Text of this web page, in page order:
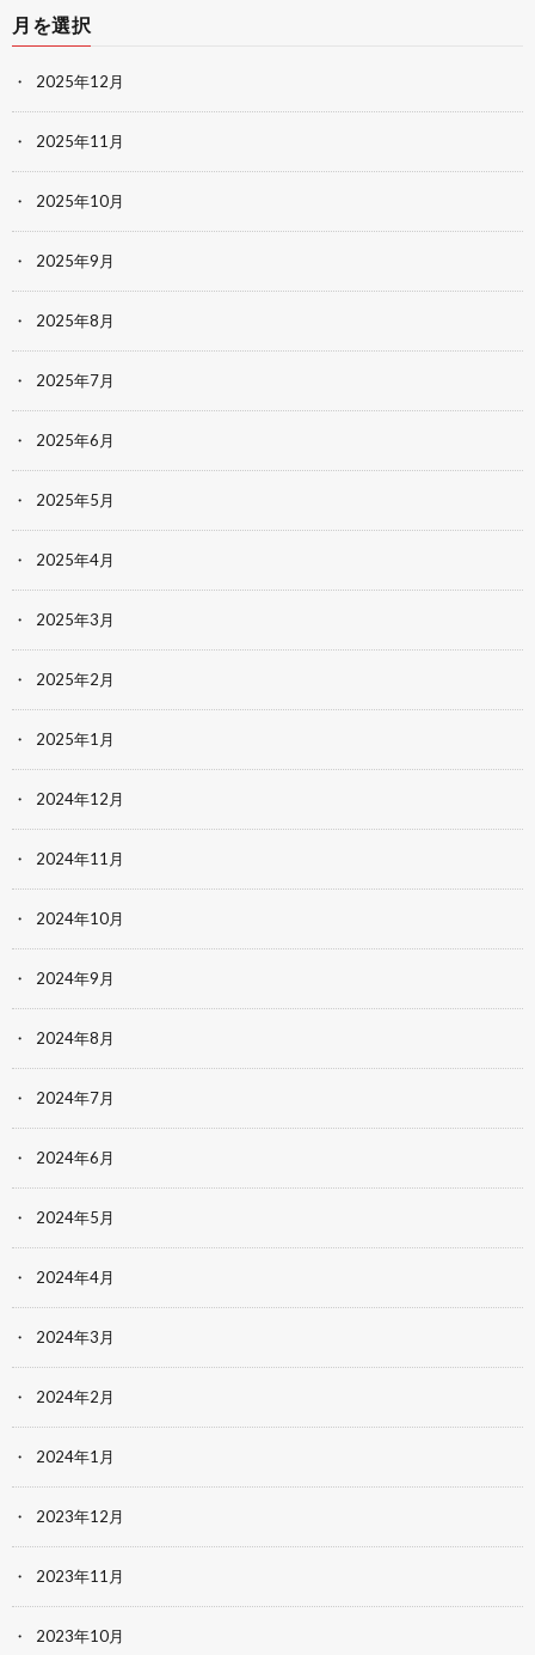
月を選択
2025年12月
2025年11月
2025年10月
2025年9月
2025年8月
2025年7月
2025年6月
2025年5月
2025年4月
2025年3月
2025年2月
2025年1月
2024年12月
2024年11月
2024年10月
2024年9月
2024年8月
2024年7月
2024年6月
2024年5月
2024年4月
2024年3月
2024年2月
2024年1月
2023年12月
2023年11月
2023年10月